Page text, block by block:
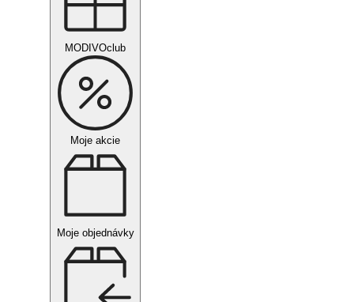
MODIVOclub
Moje akcie
Moje objednávky